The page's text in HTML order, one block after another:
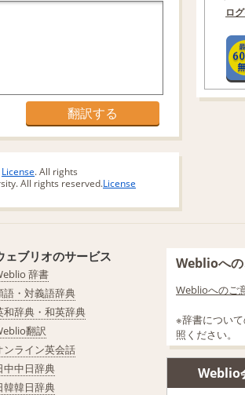
License. All rights
All rights reserved.License
ロ
ェブリオのサービス
辞書
語・対義語辞典
和辞典・和英辞典
翻訳
ンライン英会話
中中日辞典
韓韓日辞典
Weblioへの
Weblioへのご
※辞書につい
照ください。
Weblio